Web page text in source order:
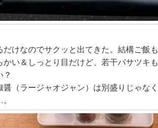
だけなのでサクッと出てきた。結構ご飯も
かい＆しっとり目だけど、若干パサツキ
？
醤（ラージャオジャン）は別盛りじゃな